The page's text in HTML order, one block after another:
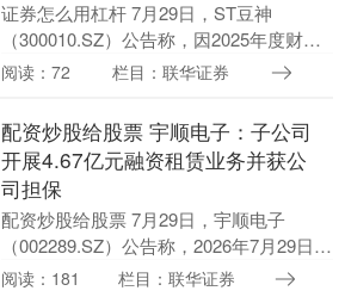
证券怎么用杠杆 7月29日，ST豆神
（300010.SZ）公告称，因2025年度财务
报告内部控制审计报告被出具否定意见，
阅读：72 栏目：联华证券
配资炒股给股票 宇顺电子：子公司
开展4.67亿元融资租赁业务并获公
司担保
配资炒股给股票 7月29日，宇顺电子
（002289.SZ）公告称，2026年7月29日配
资炒股给股票，全资子公司中恩云信息与
阅读：181 栏目：联华证券